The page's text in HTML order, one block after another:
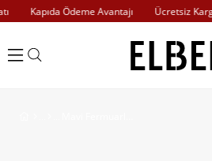
Kapıda Ödeme Avantajı Ücretsiz Kargo!